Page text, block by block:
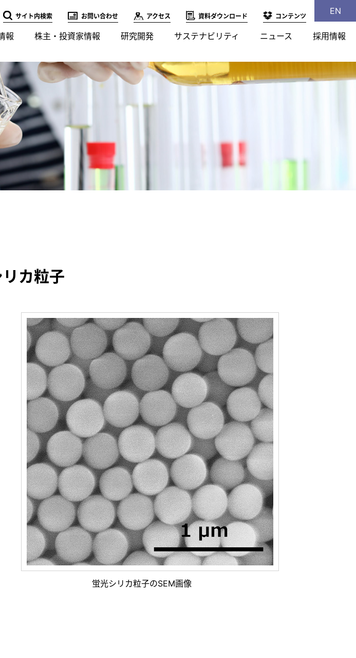
EN
報 株主・投資家情報 研究開発 サステナビリティ ニュース 採用情報
サイト内検索 お問い合わせ アクセス 資料ダウンロード コンテンツ
カ粒子
蛍光シリカ粒子のSEM画像